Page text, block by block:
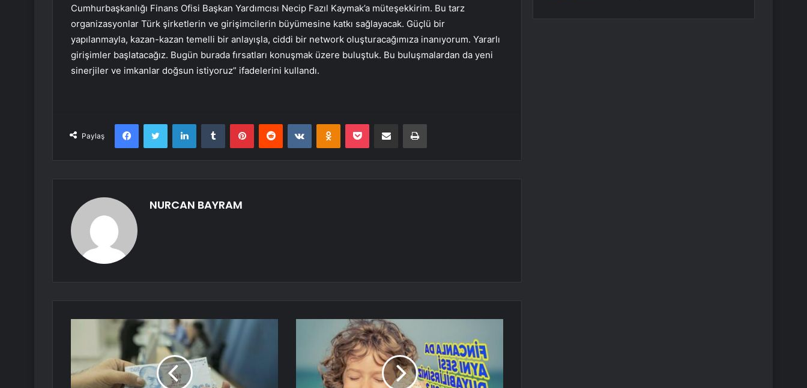
Cumhurbaşkanlığı Finans Ofisi Başkan Yardımcısı Necip Fazıl Kaymak’a müteşekkirim. Bu tarz
organizasyonlar Türk şirketlerin ve girişimcilerin büyümesine katkı sağlayacak. Güçlü bir
yapılanmayla, kazan-kazan temelli bir anlayışla, ciddi bir network oluşturacağımıza inanıyorum. Yararlı
girişimler başlatacağız. Bugün burada fırsatları konuşmak üzere buluştuk. Bu buluşmalardan da yeni
sinerjiler ve imkanlar doğsun istiyoruz” ifadelerini kullandı.
Paylaş
FacebookTwitter LinkedInTumblr PinterestReddit VKontakteOdnoklassniki
Pocket E-Posta ile paylaş Yazdır
NURCAN BAYRAM